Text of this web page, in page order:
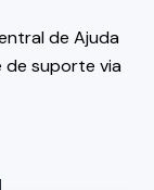
de Ajuda
de suporte via